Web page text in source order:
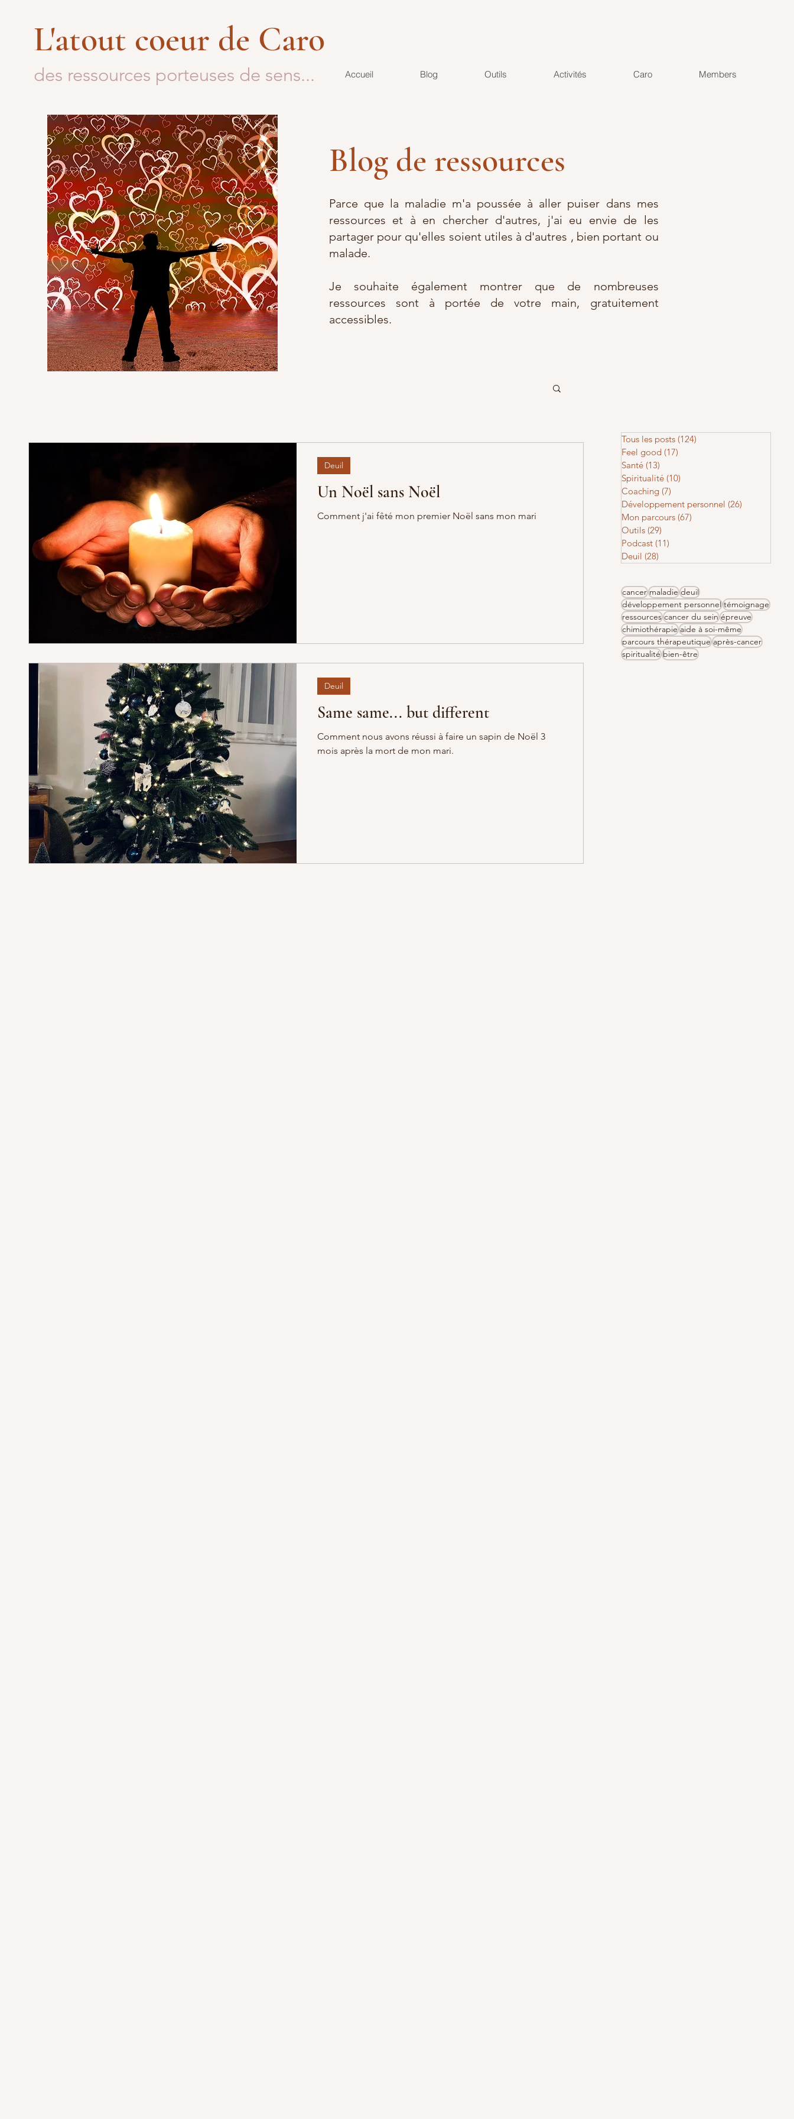
L'atout coeur de Caro
des ressources porteuses de sens... Accueil Blog Outils Activités Caro Members
Blog de ressources
Parce que la maladie m'a poussée à aller puiser dans mes
ressources et à en chercher d'autres, j'ai eu envie de les
partager pour qu'elles soient utiles à d'autres , bien portant ou
malade.
Je souhaite également montrer que de nombreuses
ressources sont à portée de votre main, gratuitement
accessibles.
Un Noël sans Noël
Comment j'ai fêté mon premier Noël sans mon mari
Deuil
Same same... but different
Comment nous avons réussi à faire un sapin de Noël 3
mois après la mort de mon mari.
Deuil
Tous les posts (124)
Feel good (17)
Santé (13)
Spiritualité (10)
Coaching (7)
Développement personnel (26)
Mon parcours (67)
Outils (29)
Podcast (11)
Deuil (28)
cancer maladie deuil
développement personnel témoignage
ressources cancer du sein épreuve
chimiothérapie aide à soi-même
parcours thérapeutique après-cancer
spiritualité bien-être